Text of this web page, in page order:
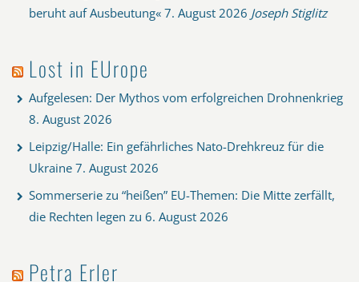
beruht auf Ausbeutung« 7. August 2026 Joseph Stiglitz
Lost in EUrope
Aufgelesen: Der Mythos vom erfolgreichen Drohnenkrieg
8. August 2026
Leipzig/Halle: Ein gefährliches Nato-Drehkreuz für die
Ukraine 7. August 2026
Sommerserie zu “heißen” EU-Themen: Die Mitte zerfällt,
die Rechten legen zu 6. August 2026
Petra Erler